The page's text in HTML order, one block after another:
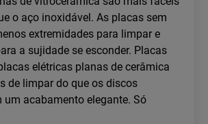
o aço inoxidável. As placas sem
extremidades para limpar e
a sujidade se esconder. Placas
elétricas planas de cerâmica
de limpar do que os discos
um acabamento elegante. Só